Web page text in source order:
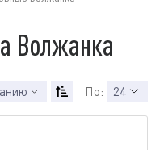
Волжанка
По: 24